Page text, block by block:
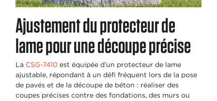
Ajustement du protecteur de
lame pour une découpe précise
La CSG-7410 est équipée d’un protecteur de lame
ajustable, répondant à un défi fréquent lors de la pose
de pavés et de la découpe de béton : réaliser des
coupes précises contre des fondations, des murs ou